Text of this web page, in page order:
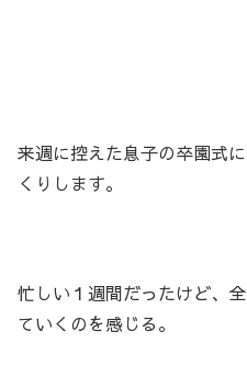
来週に控えた息子の卒園式
くりします。
忙しい１週間だったけど、
ていくのを感じる。